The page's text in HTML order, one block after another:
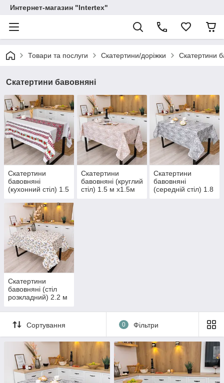
Интернет-магазин "Intertex"
Товари та послуги Скатертини/доріжки Скатертини
Скатертини бавовняні
Скатертини
бавовняні
(кухонний стіл) 1.5
Скатертини
бавовняні (круглий
стіл) 1.5 м х1.5м
Скатертини
бавовняні
(середній стіл) 1.8
Скатертини
бавовняні (стіл
розкладний) 2.2 м
Сортування 0 Фільтри